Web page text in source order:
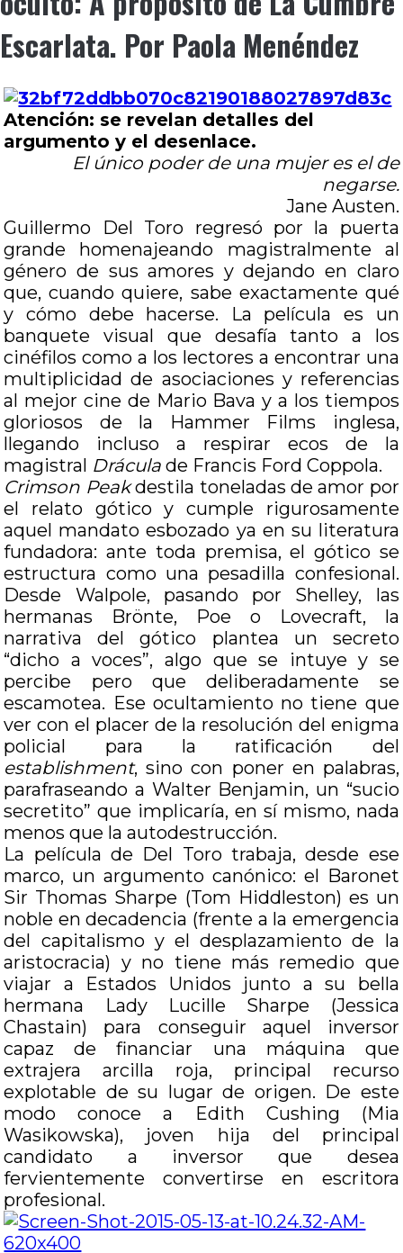
Escarlata. Por Paola Menéndez
Atención: se revelan detalles del
argumento y el desenlace.
El único poder de una mujer es el de
negarse.
Jane Austen.
Guillermo Del Toro regresó por la puerta
grande homenajeando magistralmente al
género de sus amores y dejando en claro
que, cuando quiere, sabe exactamente qué
y cómo debe hacerse. La película es un
banquete visual que desafía tanto a los
cinéfilos como a los lectores a encontrar una
multiplicidad de asociaciones y referencias
al mejor cine de Mario Bava y a los tiempos
gloriosos de la Hammer Films inglesa,
llegando incluso a respirar ecos de la
magistral Drácula de Francis Ford Coppola.
Crimson Peakdestila toneladas de amor por
el relato gótico y cumple rigurosamente
aquel mandato esbozado ya en su literatura
fundadora: ante toda premisa, el gótico se
estructura como una pesadilla confesional.
Desde Walpole, pasando por Shelley, las
hermanas Brönte, Poe o Lovecraft, la
narrativa del gótico plantea un secreto
“dicho a voces”, algo que se intuye y se
percibe pero que deliberadamente se
escamotea. Ese ocultamiento no tiene que
ver con el placer de la resolución del enigma
policial para la ratificación del
establishment, sino con poner en palabras,
parafraseando a Walter Benjamin, un “sucio
secretito” que implicaría, en sí mismo, nada
menos que la autodestrucción.
La película de Del Toro trabaja, desde ese
marco, un argumento canónico: el Baronet
Sir Thomas Sharpe (Tom Hiddleston) es un
noble en decadencia (frente a la emergencia
del capitalismo y el desplazamiento de la
aristocracia) y no tiene más remedio que
viajar a Estados Unidos junto a su bella
hermana Lady Lucille Sharpe (Jessica
Chastain) para conseguir aquel inversor
capaz de financiar una máquina que
extrajera arcilla roja, principal recurso
explotable de su lugar de origen. De este
modo conoce a Edith Cushing (Mia
Wasikowska), joven hija del principal
candidato a inversor que desea
fervientemente convertirse en escritora
profesional.